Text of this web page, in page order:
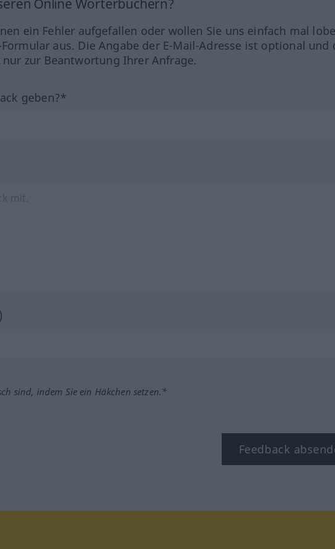
ein Fehler aufgefallen oder wollen Sie uns einfach mal
aus. Die Angabe der E-Mail-Adresse ist optional und
zur Beantwortung Ihrer Anfrage.
geben?*
sind, indem Sie ein Häkchen setzen.*
Feedback